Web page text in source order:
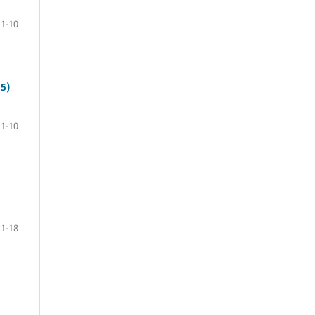
10
10
18